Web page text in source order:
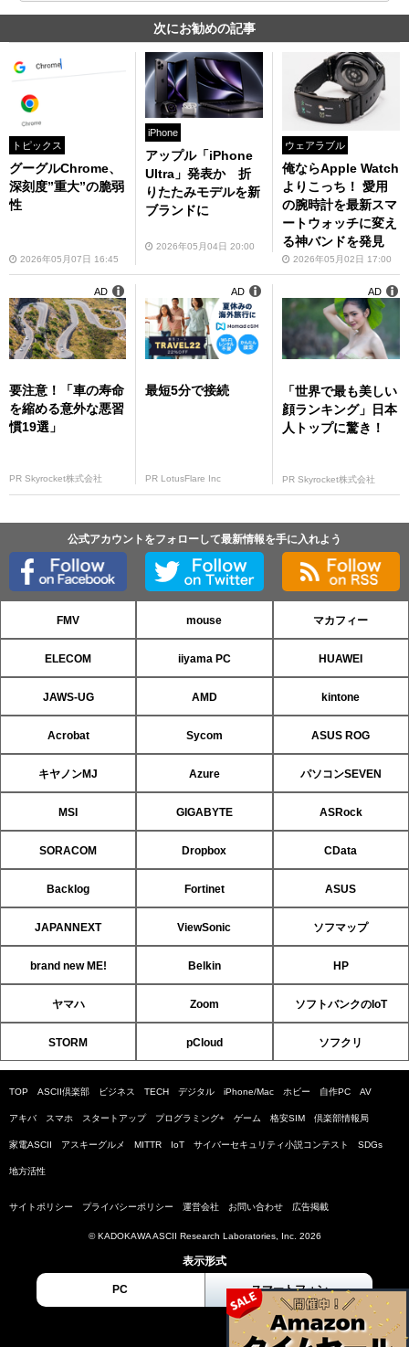
次にお勧めの記事
トピックス
グーグルChrome、
深刻度”重大”の脆弱
性
2026年05月07日 16:45
iPhone
アップル「iPhone
Ultra」発表か 折
りたたみモデルを新
ブランドに
2026年05月04日 20:00
ウェアラブル
俺ならApple Watch
よりこっち！ 愛用
の腕時計を最新スマ
ートウォッチに変え
る神バンドを発見
2026年05月02日 17:00
要注意！「車の寿命
を縮める意外な悪習
慣19選」
PR Skyrocket株式会社
AD
最短5分で接続
PR LotusFlare Inc
AD
「世界で最も美しい
顔ランキング」日本
人トップに驚き！
PR Skyrocket株式会社
AD
公式アカウントをフォローして最新情報を手に入れよう
FMV mouse マカフィー
ELECOM iiyama PC HUAWEI
JAWS-UG AMD kintone
Acrobat Sycom ASUS ROG
キヤノンMJ Azure パソコンSEVEN
MSI GIGABYTE ASRock
SORACOM Dropbox CData
Backlog Fortinet ASUS
JAPANNEXT ViewSonic ソフマップ
brand new ME! Belkin HP
ヤマハ Zoom ソフトバンクのIoT
STORM pCloud ソフクリ
TOP ASCII倶楽部 ビジネス TECH デジタル iPhone/Mac ホビー 自作PC AV
アキバ スマホ スタートアップ プログラミング+ ゲーム 格安SIM 倶楽部情報局
家電ASCII アスキーグルメ MITTR IoT サイバーセキュリティ小説コンテスト SDGs
地方活性
サイトポリシー プライバシーポリシー 運営会社 お問い合わせ 広告掲載
© KADOKAWA ASCII Research Laboratories, Inc. 2026
表示形式
PC スマートフォン